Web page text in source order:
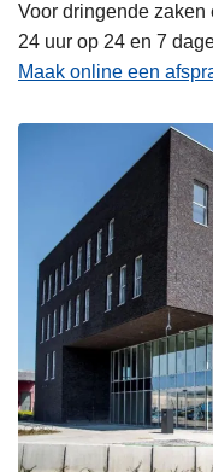
Voor dringende
24 uur op 24 en 7
Maak online een